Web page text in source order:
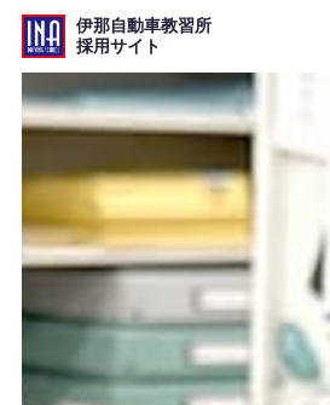
伊那自動車教習所
採用サイト
募集要項
一覧